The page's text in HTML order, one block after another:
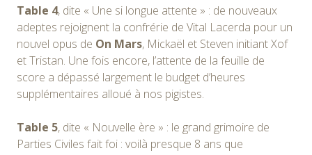
Table 4, dite « Une si longue attente » : de nouveaux
adeptes rejoignent la confrérie de Vital Lacerda pour un
nouvel opus de On Mars, Mickaël et Steven initiant Xof
et Tristan. Une fois encore, l’attente de la feuille de
score a dépassé largement le budget d’heures
supplémentaires alloué à nos pigistes.
Table 5, dite « Nouvelle ère » : le grand grimoire de
Parties Civiles fait foi : voilà presque 8 ans que